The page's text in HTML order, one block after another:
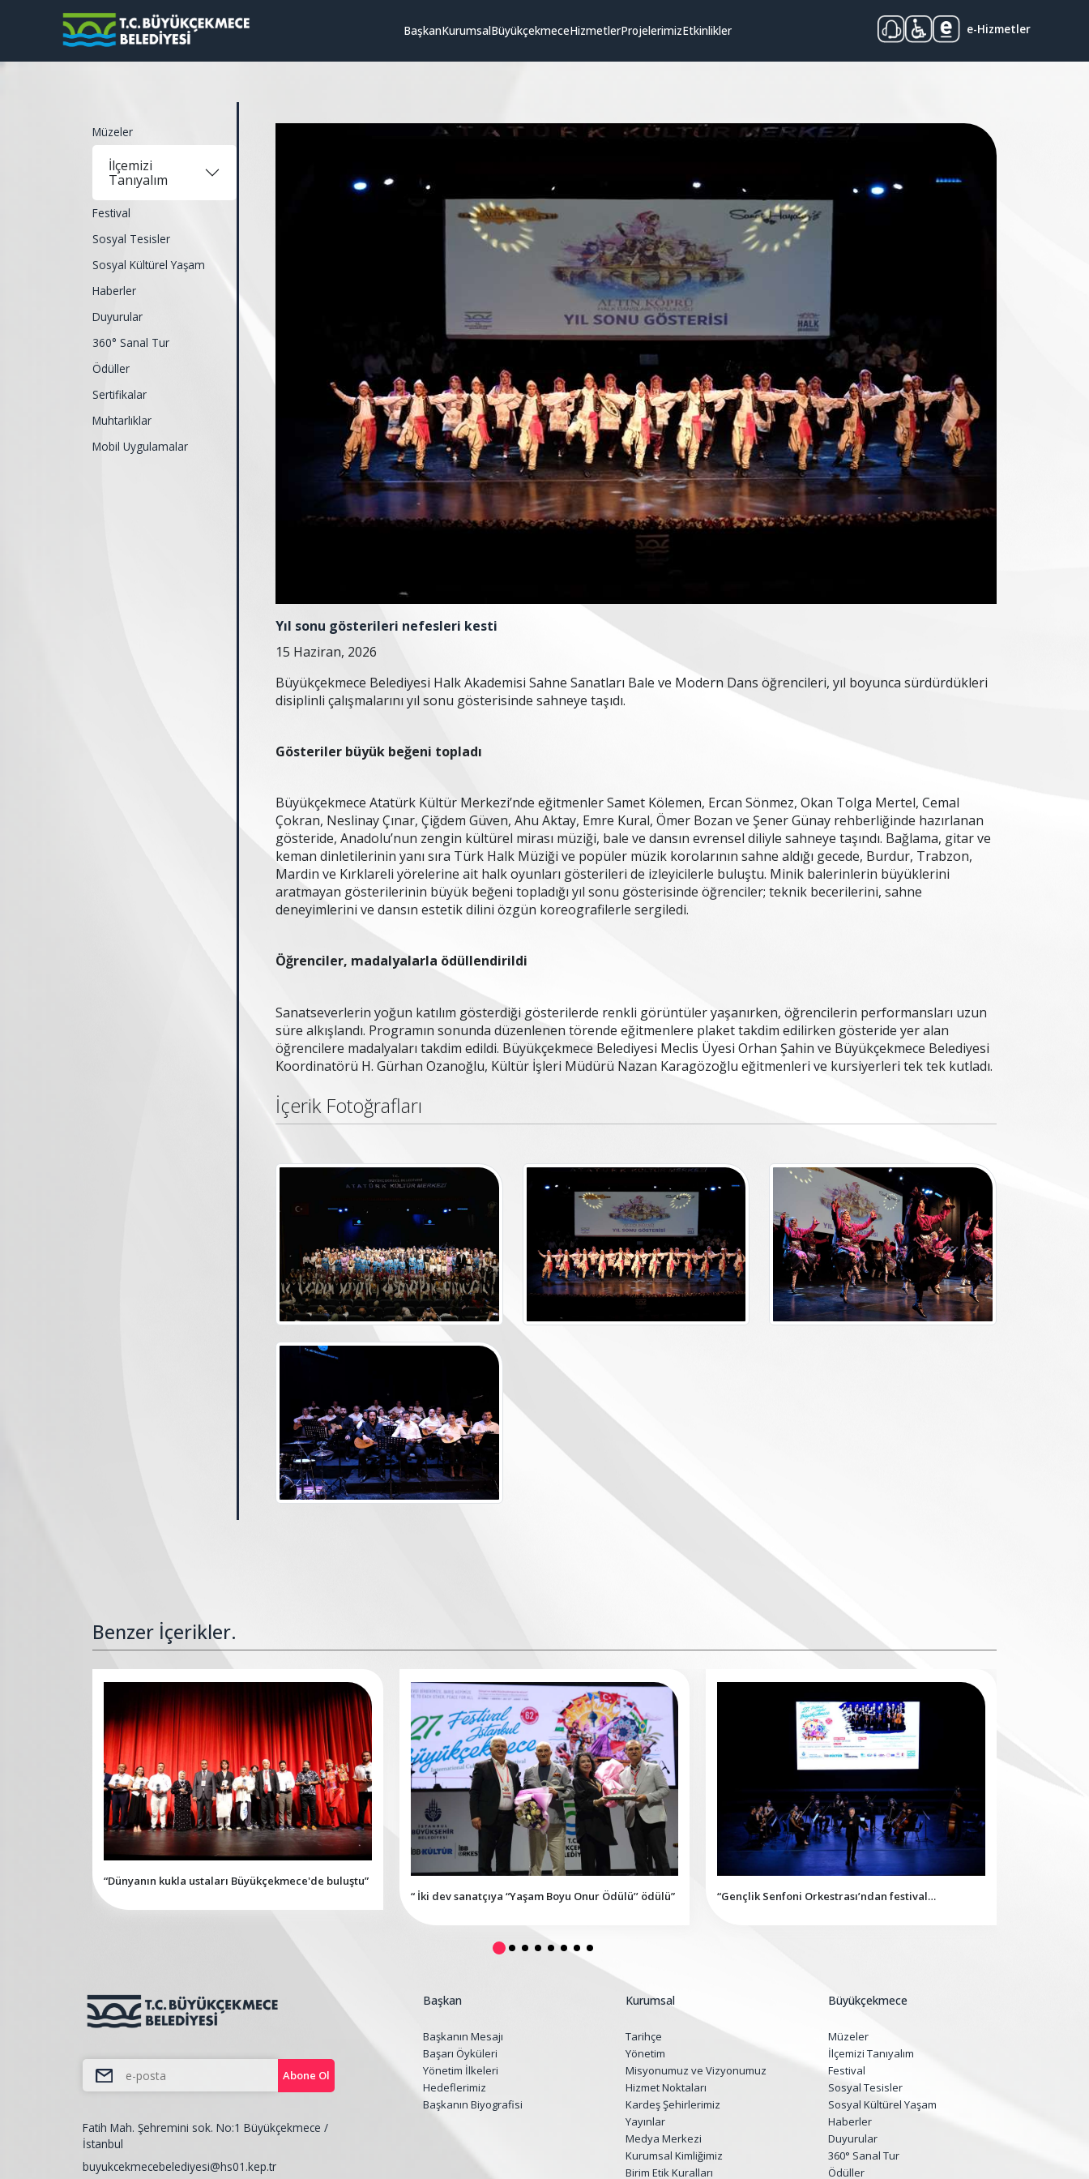
BaşkanKurumsalBüyükçekmeceHizmetlerProjelerimizEtkinlikler e-Hizmetler
Müzeler
İlçemizi
Tanıyalım
Festival
Sosyal Tesisler
Sosyal Kültürel Yaşam
Haberler
Duyurular
360° Sanal Tur
Ödüller
Sertifikalar
Muhtarlıklar
Mobil Uygulamalar
Yıl sonu gösterileri nefesleri kesti
15 Haziran, 2026
Büyükçekmece Belediyesi Halk Akademisi Sahne Sanatları Bale ve Modern Dans öğrencileri, yıl boyunca sürdürdükleri
disiplinli çalışmalarını yıl sonu gösterisinde sahneye taşıdı.
Gösteriler büyük beğeni topladı
Büyükçekmece Atatürk Kültür Merkezi’nde eğitmenler Samet Kölemen, Ercan Sönmez, Okan Tolga Mertel, Cemal
Çokran, Neslinay Çınar, Çiğdem Güven, Ahu Aktay, Emre Kural, Ömer Bozan ve Şener Günay rehberliğinde hazırlanan
gösteride, Anadolu’nun zengin kültürel mirası müziği, bale ve dansın evrensel diliyle sahneye taşındı. Bağlama, gitar ve
keman dinletilerinin yanı sıra Türk Halk Müziği ve popüler müzik korolarının sahne aldığı gecede, Burdur, Trabzon,
Mardin ve Kırklareli yörelerine ait halk oyunları gösterileri de izleyicilerle buluştu. Minik balerinlerin büyüklerini
aratmayan gösterilerinin büyük beğeni topladığı yıl sonu gösterisinde öğrenciler; teknik becerilerini, sahne
deneyimlerini ve dansın estetik dilini özgün koreografilerle sergiledi.
Öğrenciler, madalyalarla ödüllendirildi
Sanatseverlerin yoğun katılım gösterdiği gösterilerde renkli görüntüler yaşanırken, öğrencilerin performansları uzun
süre alkışlandı. Programın sonunda düzenlenen törende eğitmenlere plaket takdim edilirken gösteride yer alan
öğrencilere madalyaları takdim edildi. Büyükçekmece Belediyesi Meclis Üyesi Orhan Şahin ve Büyükçekmece Belediyesi
Koordinatörü H. Gürhan Ozanoğlu, Kültür İşleri Müdürü Nazan Karagözoğlu eğitmenleri ve kursiyerleri tek tek kutladı.
İçerik Fotoğrafları
Benzer İçerikler.
“Dünyanın kukla ustaları Büyükçekmece'de buluştu”
“ İki dev sanatçıya “Yaşam Boyu Onur Ödülü’’ ödülü”
“Gençlik Senfoni Orkestrası’ndan festival
Abone Ol
Fatih Mah. Şehremini sok. No:1 Büyükçekmece /
İstanbul
buyukcekmecebelediyesi@hs01.kep.tr
Başkan
Başkanın Mesajı
Başarı Öyküleri
Yönetim İlkeleri
Hedeflerimiz
Başkanın Biyografisi
Kurumsal
Tarihçe
Yönetim
Misyonumuz ve Vizyonumuz
Hizmet Noktaları
Kardeş Şehirlerimiz
Yayınlar
Medya Merkezi
Kurumsal Kimliğimiz
Birim Etik Kuralları
Büyükçekmece
Müzeler
İlçemizi Tanıyalım
Festival
Sosyal Tesisler
Sosyal Kültürel Yaşam
Haberler
Duyurular
360° Sanal Tur
Ödüller